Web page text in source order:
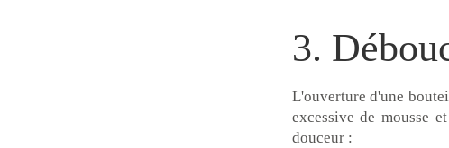
3.
L'ouverture d'une
excessive de mousse
douceur :